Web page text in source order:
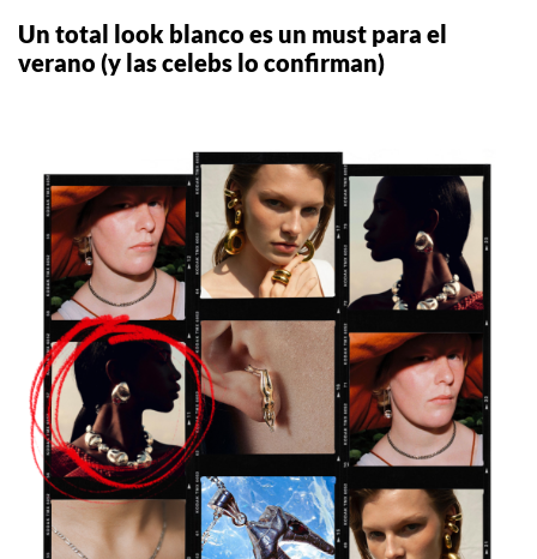
Un total look blanco es un must para el
verano (y las celebs lo confirman)